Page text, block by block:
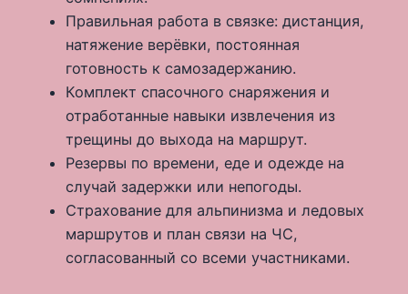
Правильная работа в связке: дистанция,
натяжение верёвки, постоянная
готовность к самозадержанию.
Комплект спасочного снаряжения и
отработанные навыки извлечения из
трещины до выхода на маршрут.
Резервы по времени, еде и одежде на
случай задержки или непогоды.
Страхование для альпинизма и ледовых
маршрутов и план связи на ЧС,
согласованный со всеми участниками.